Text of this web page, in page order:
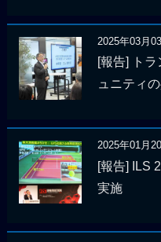
2025年03月
[報告] ト
ュニティ
2025年01月
[報告] ILS
実施